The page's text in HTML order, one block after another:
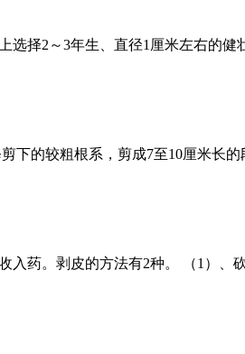
择2～3年生、直径1厘米左右的健
下的较粗根系，剪成7至10厘米长
药。剥皮的方法有2种。 （1）、